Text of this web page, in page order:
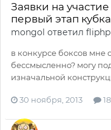
Заявки на
первый этап кубка
mongol ответил fliphp
в конкурсе боксов мне
бессмысленно? могу
изначальной
30 ноября, 2013